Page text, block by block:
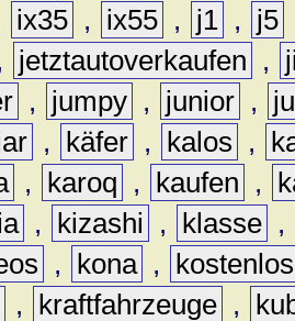
ix35 , ix55 , j1 , j5
jetztautoverkaufen ,
, jumpy , junior ,
, käfer , kalos ,
, karoq , kaufen ,
, kizashi , klasse ,
, kona ,
kostenlos
, kraftfahrzeuge ,